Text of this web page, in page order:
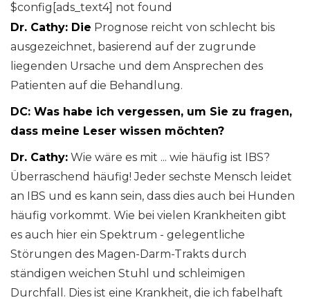
$config[ads_text4] not found
Dr. Cathy: Die Prognose reicht von schlecht bis
ausgezeichnet, basierend auf der zugrunde
liegenden Ursache und dem Ansprechen des
Patienten auf die Behandlung.
DC: Was habe ich vergessen, um Sie zu fragen,
dass meine Leser wissen möchten?
Dr. Cathy: Wie wäre es mit ... wie häufig ist IBS?
Überraschend häufig! Jeder sechste Mensch leidet
an IBS und es kann sein, dass dies auch bei Hunden
häufig vorkommt. Wie bei vielen Krankheiten gibt
es auch hier ein Spektrum - gelegentliche
Störungen des Magen-Darm-Trakts durch
ständigen weichen Stuhl und schleimigen
Durchfall. Dies ist eine Krankheit, die ich fabelhaft